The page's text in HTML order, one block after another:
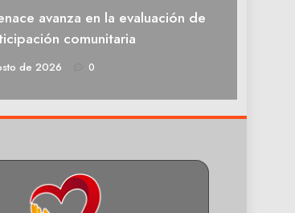
avanza en la evaluación de
comunitaria
de 2026 0